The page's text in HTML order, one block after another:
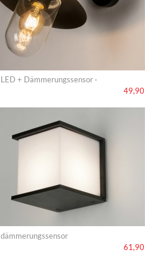
LED + Dämmerungssensor ·
49,90
dämmerungssensor
61,90